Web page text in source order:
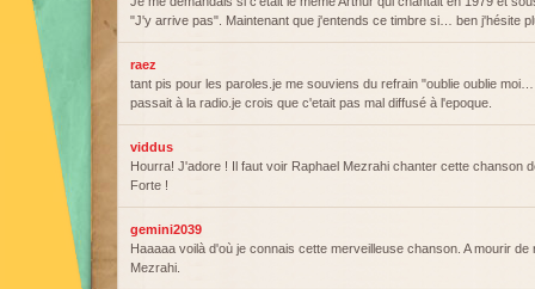
"J'y arrive pas". Maintenant que j'entends ce timbre si… ben j'hésite
raez
tant pis pour les paroles.je me souviens du refrain "oublie oublie
passait à la radio.je crois que c'etait pas mal diffusé à l'epoque.
viddus
Hourra! J'adore ! Il faut voir Raphael Mezrahi chanter cette chanson
Forte !
gemini2039
Haaaaa voilà d'où je connais cette merveilleuse chanson. A mourir de
Mezrahi.